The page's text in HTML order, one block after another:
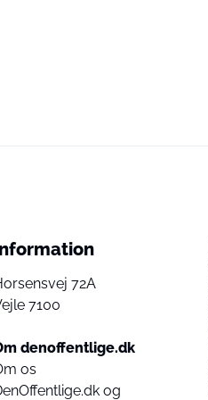
72A
7100
denoffentlige.dk
os
og